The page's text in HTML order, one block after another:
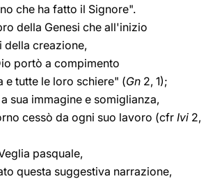
che ha fatto il Signore".
della Genesi che all'inizio
creazione,
portò a compimento
e tutte le loro schiere" (Gn 2, 1);
sua immagine e somiglianza,
cessò da ogni suo lavoro (cfr Ivi 2,
pasquale,
questa suggestiva narrazione,